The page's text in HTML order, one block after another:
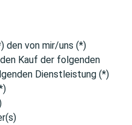
den von mir/uns (*)
Kauf der folgenden
Dienstleistung (*)